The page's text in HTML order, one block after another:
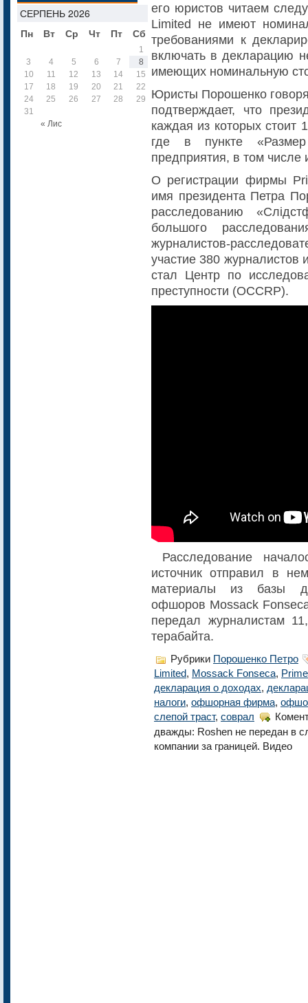
СЕРПЕНЬ 2026
Пн
Вт Ср Чт Пт Сб
« Лис
1
3
4 5 6 7 8
9
10
11 12 13 14 15
16
17
18 19 20 21 22
24
25 26 27 28 29
30
31
его юристов читаем
Limited не имеют
требованиями к
включать в декларацию
имеющих номинальную
Юристы Порошенко
подтверждает, что
каждая из которых
где в пункте
предприятия, в том числе
О регистрации фирмы
имя президента Петра
расследованию
большого
журналистов-
участие 380 журналистов
стал Центр по
преступности (OCCRP).
Расследование
источник отправил в
материалы из базы
офшоров Mossack
передал журналистам
терабайта.
Рубрики Порошенко Петро
Limited, Mossack Fonseca,
декларация о доходах,
налоги, офшорная фирма,
слепой траст, соврал
дважды: Roshen не передан в
компании за границей. Видео